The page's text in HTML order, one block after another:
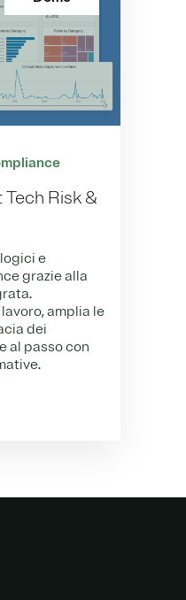
Risk &
e
grazie alla
amplia le
dei
al passo con